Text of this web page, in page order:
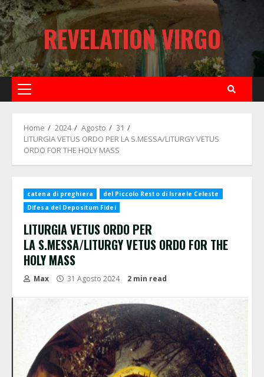
Skip
to
content
REVELATION VIRGO
Primary
Home 2024 Agosto
31
LITURGIA VETUS ORDO PER LA S.MESSA/LITURGY VETUS
ORDO FOR THE HOLY MASS
catena di preghiera
del Piccolo Resto di Israele Celeste
Difesa del Depositum Fidei
LITURGIA VETUS ORDO PER
LA S.MESSA/LITURGY VETUS ORDO FOR THE
HOLY MASS
Max 31 Agosto 2024 2 min read